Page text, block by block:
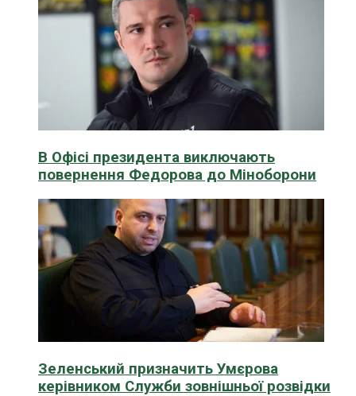
В Офісі президента виключають
повернення Федорова до Міноборони
Зеленський призначить Умєрова
керівником Служби зовнішньої розвідки